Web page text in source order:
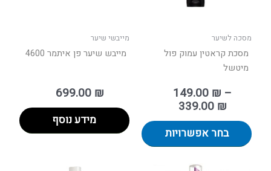
מסכה לשיער
מסכת קראטין עמוק פול
מיטשל
149.00 ₪ –
339.00 ₪
בחר אפשרויות
בעמוד
המוצר
מייבשי שיער
מייבש שיער פן איתמר 4600
699.00 ₪
מידע נוסף